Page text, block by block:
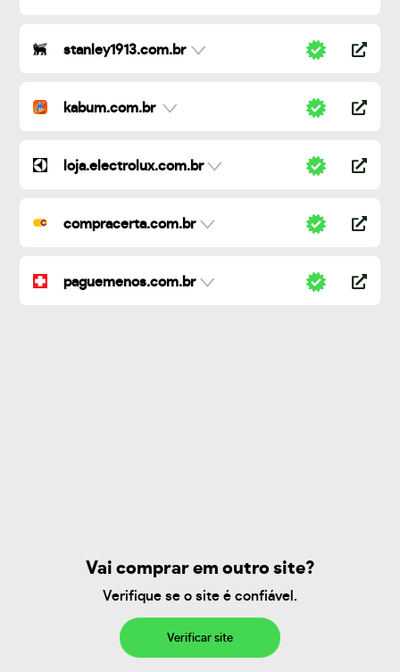
stanley1913.com.br
kabum.com.br
loja.electrolux.com.br
compracerta.com.br
paguemenos.com.br
Vai comprar em outro site?
Verifique se o site é confiável.
Verificar site